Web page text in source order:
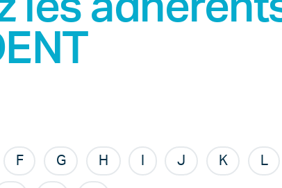
F G H J K L